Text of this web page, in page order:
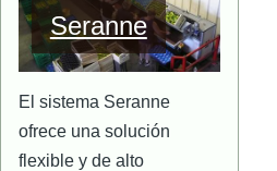
Seranne
El sistema Seranne
ofrece una solución
flexible y de alto